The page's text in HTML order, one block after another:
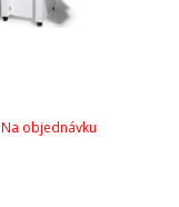
Na objednávku